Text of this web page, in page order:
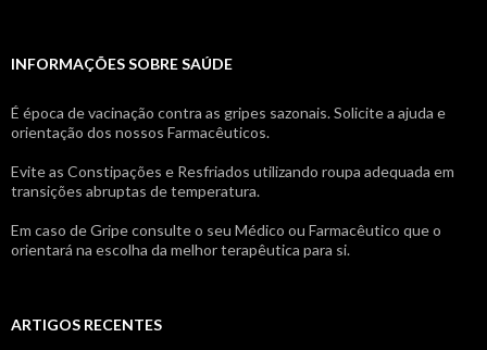
INFORMAÇÕES SOBRE SAÚDE
É época de vacinação contra as gripes sazonais. Solicite a ajuda e
orientação dos nossos Farmacêuticos.
Evite as Constipações e Resfriados utilizando roupa adequada em
transições abruptas de temperatura.
Em caso de Gripe consulte o seu Médico ou Farmacêutico que o
orientará na escolha da melhor terapêutica para si.
ARTIGOS RECENTES